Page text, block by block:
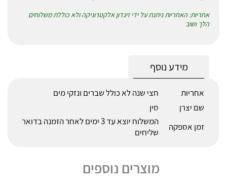
אחריות: האחריות ניתנת על ידי זיגדון אלקטרוניקה ולא כוללת משלוחים
הלך ושוב
מידע נוסף
אחריות
חצי שנה לא כולל שברים ונזקי מים
שם יצרן
סין
זמן אספקה
המשלוח יוצא עד 3 ימים לאחר הזמנה בדואר
שליחים
מוצרים נוספים